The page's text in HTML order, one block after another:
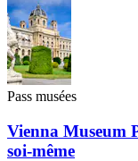
Pass musées
Vienna Museum
soi-même